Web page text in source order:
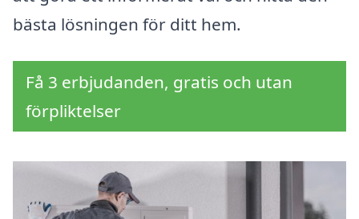
bästa lösningen för ditt hem.
Få 3 erbjudanden, gratis och utan
förpliktelser